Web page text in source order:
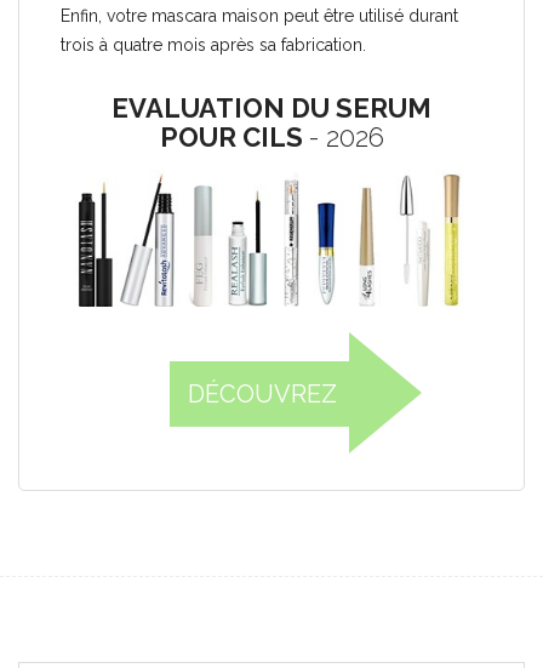
Enfin, votre mascara maison peut être utilisé durant
trois à quatre mois après sa fabrication.
EVALUATION DU SERUM
POUR CILS - 2026
DÉCOUVREZ